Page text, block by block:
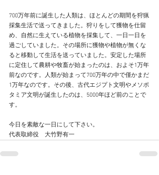
700万年前に誕生した人類は、ほとんどの期間を狩猟
採集生活で送ってきました。狩りをして獲物を仕留
め、自然に生えている植物を採集して、一日一日を
過ごしていました。その場所に獲物や植物が無くな
ると移動して生活を送っていました。安定した場所
に定住して農耕や牧畜が始まったのは、およそ1万年
前なのです。人類が始まって700万年の中で僅かまだ
1万年なのです。その後、古代エジプト文明やメソポ
タミア文明が誕生したのは、5000年ほど前のことで
す。
今日を素敵な一日にして下さい。
代表取締役　大竹野有一